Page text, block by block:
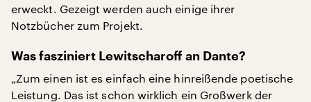
erweckt. Gezeigt werden auch einige ihrer
Notzbücher zum Projekt.
Was fasziniert Lewitscharoff an Dante?
„Zum einen ist es einfach eine hinreißende poetische
Leistung. Das ist schon wirklich ein Großwerk der